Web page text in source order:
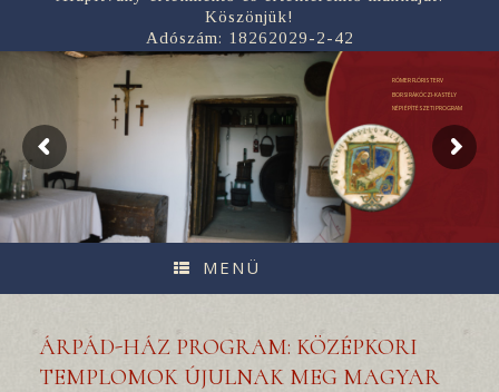
Köszönjük!
Adószám: 18262029-2-42
RÓMER FLÓRIS TERV
BORSI RÁKÓCZI-KASTÉLY
NÉPI ÉPÍTÉSZETI PROGRAM
MENÜ
ÁRPÁD-HÁZ PROGRAM: KÖZÉPKORI
TEMPLOMOK ÚJULNAK MEG MAGYAR